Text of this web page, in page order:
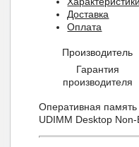
Доставка
Оплата
Производитель
Гарантия
производителя
Оперативная
UDIMM Desktop